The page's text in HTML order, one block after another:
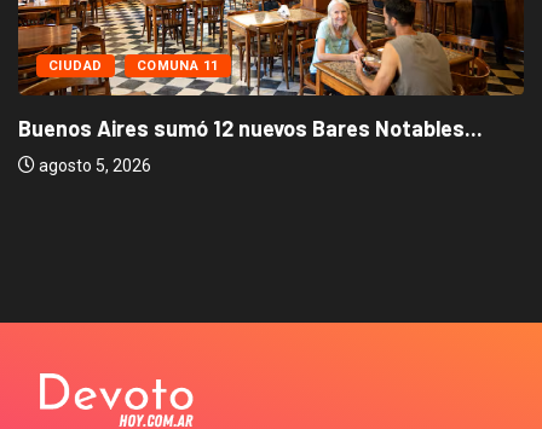
CIUDAD COMUNA 11
Buenos Aires sumó 12 nuevos Bares Notables...
agosto 5, 2026